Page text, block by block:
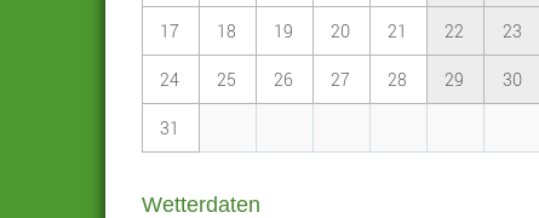
17 18 19 20 21 22 23
24 25 26 27 28 29 30
31
Wetterdaten